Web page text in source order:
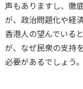
声もありますし、徹
が、政治問題化や経
香港人の望んでいる
が、なぜ民衆の支持
必要があるでしょう。